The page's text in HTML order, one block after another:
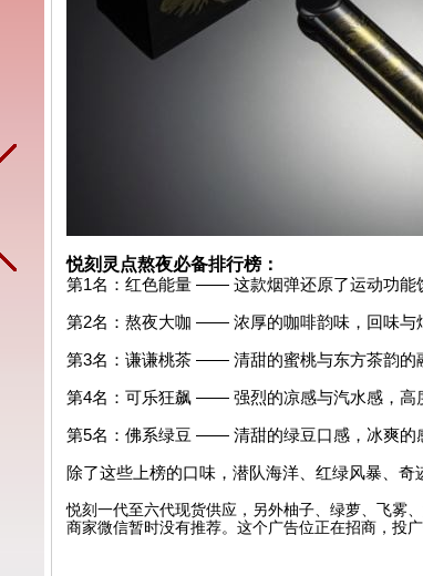
悦刻灵点熬夜必备排行榜：
第1名：红色能量 —— 这款烟弹还原了运动功能
第2名：熬夜大咖 —— 浓厚的咖啡韵味，回味与
第3名：谦谦桃茶 —— 清甜的蜜桃与东方茶韵的
第4名：可乐狂飙 —— 强烈的凉感与汽水感，高
第5名：佛系绿豆 —— 清甜的绿豆口感，冰爽的
除了这些上榜的口味，潜队海洋、红绿风暴、
悦刻一代至六代现货供应，另外柚子、绿萝、飞雾
商家微信暂时没有推荐。这个广告位正在招商，投